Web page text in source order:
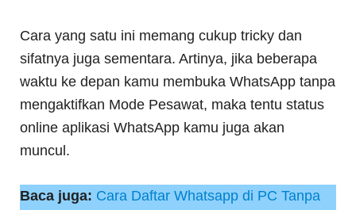
Cara yang satu ini memang cukup tricky dan
sifatnya juga sementara. Artinya, jika beberapa
waktu ke depan kamu membuka WhatsApp tanpa
mengaktifkan Mode Pesawat, maka tentu status
online aplikasi WhatsApp kamu juga akan
muncul.
Baca juga: Cara Daftar Whatsapp di PC Tanpa